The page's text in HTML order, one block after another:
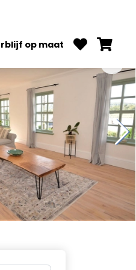
op maat